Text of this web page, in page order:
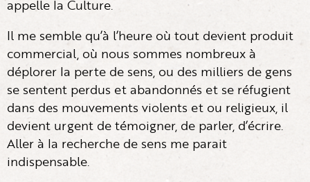
appelle la Culture.
Il me semble qu’à l’heure où tout devient produit
commercial, où nous sommes nombreux à
déplorer la perte de sens, ou des milliers de gens
se sentent perdus et abandonnés et se réfugient
dans des mouvements violents et ou religieux, il
devient urgent de témoigner, de parler, d’écrire.
Aller à la recherche de sens me parait
indispensable.